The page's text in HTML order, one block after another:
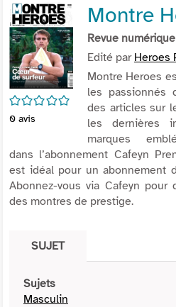
/5
0 avis
Montre
Revue numérique
Edité par Heroes
Montre Heroes
les passionnés
des articles sur
les dernières
marques
dans l’abonnement Cafeyn
est idéal pour un abonnement
Abonnez-vous via Cafeyn pour
des montres de prestige.
SUJET
Sujets
Masculin